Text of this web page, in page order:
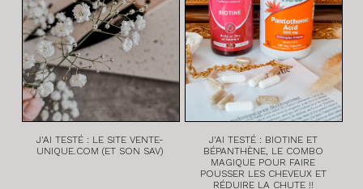
J'AI TESTÉ : LE SITE VENTE-
UNIQUE.COM (ET SON SAV)
J'AI TESTÉ : BIOTINE ET
BÉPANTHÈNE, LE COMBO
MAGIQUE POUR FAIRE
POUSSER LES CHEVEUX ET
RÉDUIRE LA CHUTE !!